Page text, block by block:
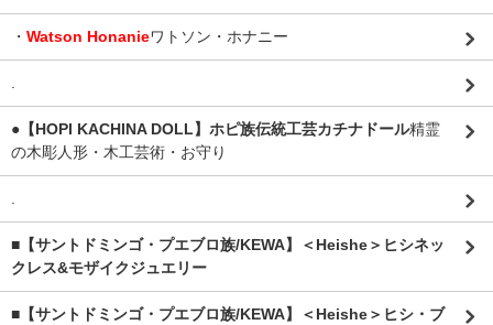
・ Watson Honanieワトソン・ホナニー
●【HOPI KACHINA DOLL】ホピ族伝統工芸カチナドール精霊
の木彫人形・木工芸術・お守り
■【サントドミンゴ・プエブロ族/KEWA】＜Heishe＞ヒシネッ
クレス&モザイクジュエリー
■【サントドミンゴ・プエブロ族/KEWA】＜Heishe＞ヒシ・ブ